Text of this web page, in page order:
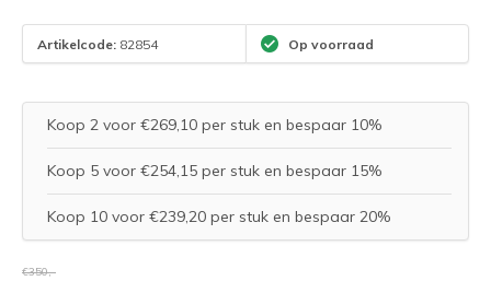
Artikelcode: 82854 Op voorraad
Koop 2 voor €269,10 per stuk en bespaar 10%
Koop 5 voor €254,15 per stuk en bespaar 15%
Koop 10 voor €239,20 per stuk en bespaar 20%
€350,-